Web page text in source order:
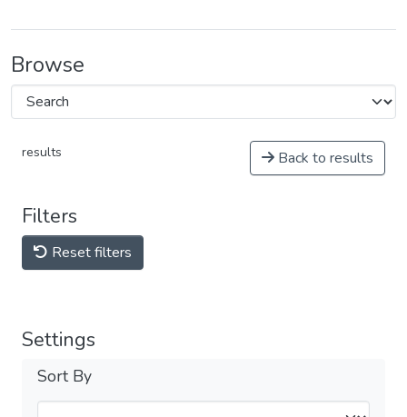
Browse
results Back to results
Filters
Reset filters
Settings
Sort By